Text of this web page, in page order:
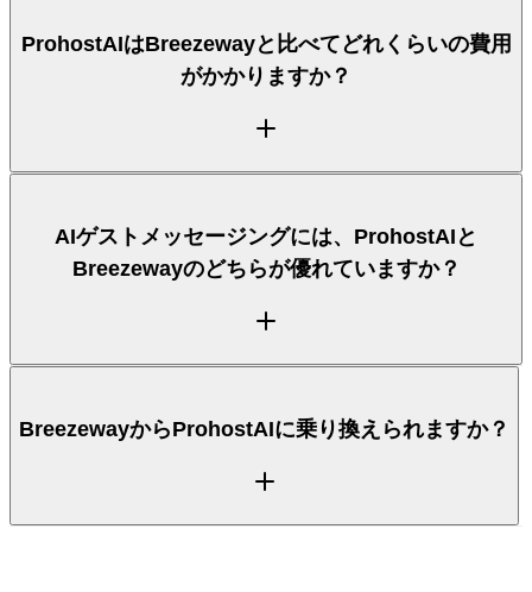
す。
件管理システムであるHostaway、Hospitable、
Guesty、OwnerRez、さらにAirbnbへの直接接続に
接続します。ほとんどのホストは、Breezewayと組
み合わせるのではなく、PMSの上でProhostAIを動か
しています。
ProhostAIはBreezewayと比べてどれくらいの費用
がかかりますか？
すいリスティング単位の料金体系を採用しており、無
料プランから始められます。Breezewayの料金はテ
ィアやアドオンによって異なるため、最新の数値は両
社のサイトでご確認ください。上の比較で、それぞれ
の料金へのアプローチを記載しています。
AIゲストメッセージングには、ProhostAIと
Breezewayのどちらが優れていますか？
時間365日のAutopilot返信、確信度に基づく引き継
ぎ、各物件を学習するAI Memoryを備えています。
Breezewayは、そのカテゴリーによっては、メッセ
ージングを数ある機能の一つとして扱う場合がありま
BreezewayからProhostAIに乗り換えられますか？